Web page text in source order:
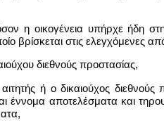
η οικογένεια υπήρχε
βρίσκεται στις
διεθνούς προστασίας,
ή ο δικαιούχος
έννομα αποτελέσματα και